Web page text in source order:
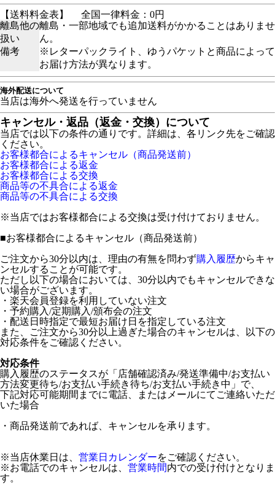
【送料料金表】
全国一律料金：0円
離島他の
扱い
離島・一部地域でも追加送料がかかることはありませ
ん。
備考
※レターパックライト、ゆうパケットと商品によって
お届け方法が異なります。
海外配送について
当店は海外へ発送を行っていません
キャンセル・返品（返金・交換）について
当店では以下の条件の通りです。詳細は、各リンク先をご確認
ください。
お客様都合によるキャンセル（商品発送前）
お客様都合による返金
お客様都合による交換
商品等の不具合による返金
商品等の不具合による交換
※当店ではお客様都合による交換は受け付けておりません。
■お客様都合によるキャンセル（商品発送前）
ご注文から30分以内は、理由の有無を問わず購入履歴からキャ
ンセルすることが可能です。
ただし以下の場合においては、30分以内でもキャンセルできな
い場合がございます。
・楽天会員登録を利用していない注文
・予約購入/定期購入/頒布会の注文
・配送日時指定で最短お届け日を指定している注文
また、ご注文から30分以上過ぎた場合のキャンセルは、以下の
対応条件をご確認ください。
対応条件
購入履歴のステータスが「店舗確認済み/発送準備中/お支払い
方法変更待ち/お支払い手続き待ち/お支払い手続き中」で、
下記対応可能期間までに電話、またはメールにてご連絡いただ
いた場合
・商品発送前であれば、キャンセルを承ります。
※当店休業日は、 営業日カレンダーをご確認ください。
※お電話でのキャンセルは、 営業時間内での受け付けとなりま
す。